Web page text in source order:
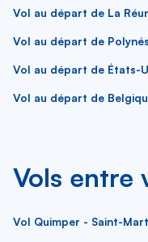
Vol au départ de La
Vol au départ de
Vol au départ de États-
Vol au départ de
Vols entre
Vol Quimper - Saint-